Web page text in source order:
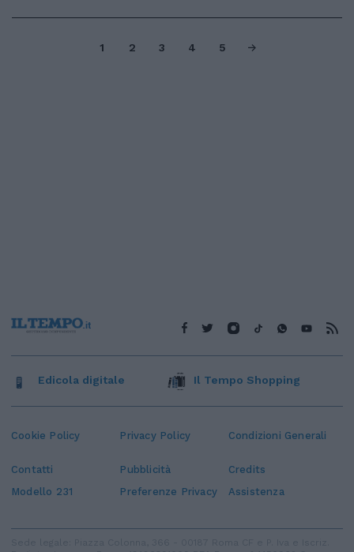
1 2 3 4 5
Cookie Policy Privacy Policy Condizioni Generali
Contatti Pubblicità
Credits
Modello 231
Preferenze Privacy Assistenza
Edicola digitale Il Tempo Shopping